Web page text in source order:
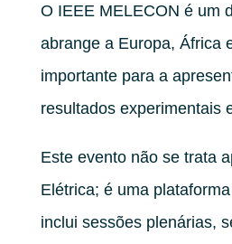
O IEEE MELECON é um
abrange a Europa, África
importante para a
resultados experimentais
Este evento não se trata
Elétrica; é uma
inclui sessões plenárias,